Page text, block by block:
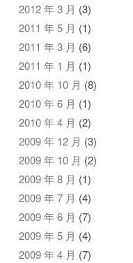
2012 年 3 月 (3)
2011 年 5 月 (1)
2011 年 3 月 (6)
2011 年 1 月 (1)
2010 年 10 月 (8)
2010 年 6 月 (1)
2010 年 4 月 (2)
2009 年 12 月 (3)
2009 年 10 月 (2)
2009 年 8 月 (1)
2009 年 7 月 (4)
2009 年 6 月 (7)
2009 年 5 月 (4)
2009 年 4 月 (7)